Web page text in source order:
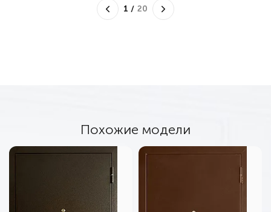
1 / 20
Похожие модели